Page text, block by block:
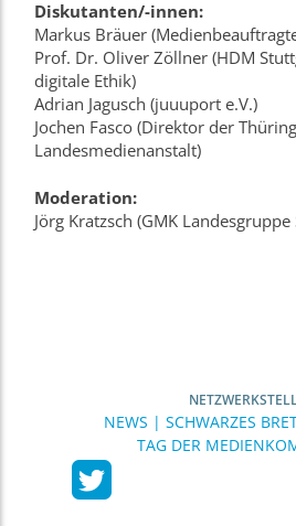
Diskutanten/-innen:
Markus Bräuer
Prof. Dr. Oliver Zöllner (HDM
digitale Ethik)
Adrian Jagusch (juuuport e.V.)
Jochen Fasco (Direktor der
Landesmedienanstalt)
Moderation:
Jörg Kratzsch (GMK
NEWS | SCHWARZES
TAG DER